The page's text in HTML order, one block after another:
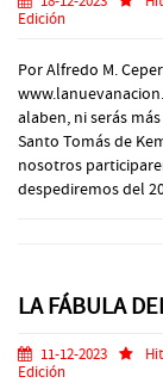
Edición
Por Alfredo M.
alaben, ni serás
Santo Tomás de
nosotros
despediremos del
LA FÁBULA
11-12-2023
Edición